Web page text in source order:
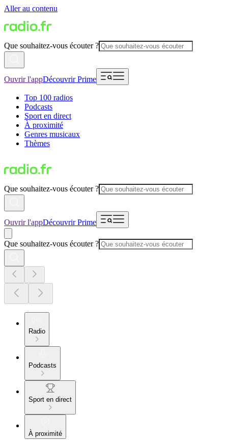
Aller au contenu
Que souhaitez-vous écouter ?
Ouvrir l'appDécouvrir Prime
Top 100 radios
Podcasts
Sport en direct
À proximité
Genres musicaux
Thèmes
Que souhaitez-vous écouter ?
Ouvrir l'appDécouvrir Prime
Que souhaitez-vous écouter ?
Radio
Podcasts
Sport en direct
À proximité